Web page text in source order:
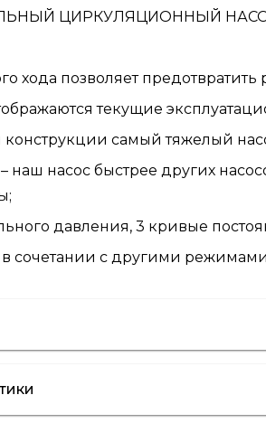
ЦИРКУЛЯЦИОННЫЙ НАСОС
хода позволяет предотвратить
текущие
конструкции самый тяжелый
насос быстрее других
давления, 3 кривые
сочетании с другими